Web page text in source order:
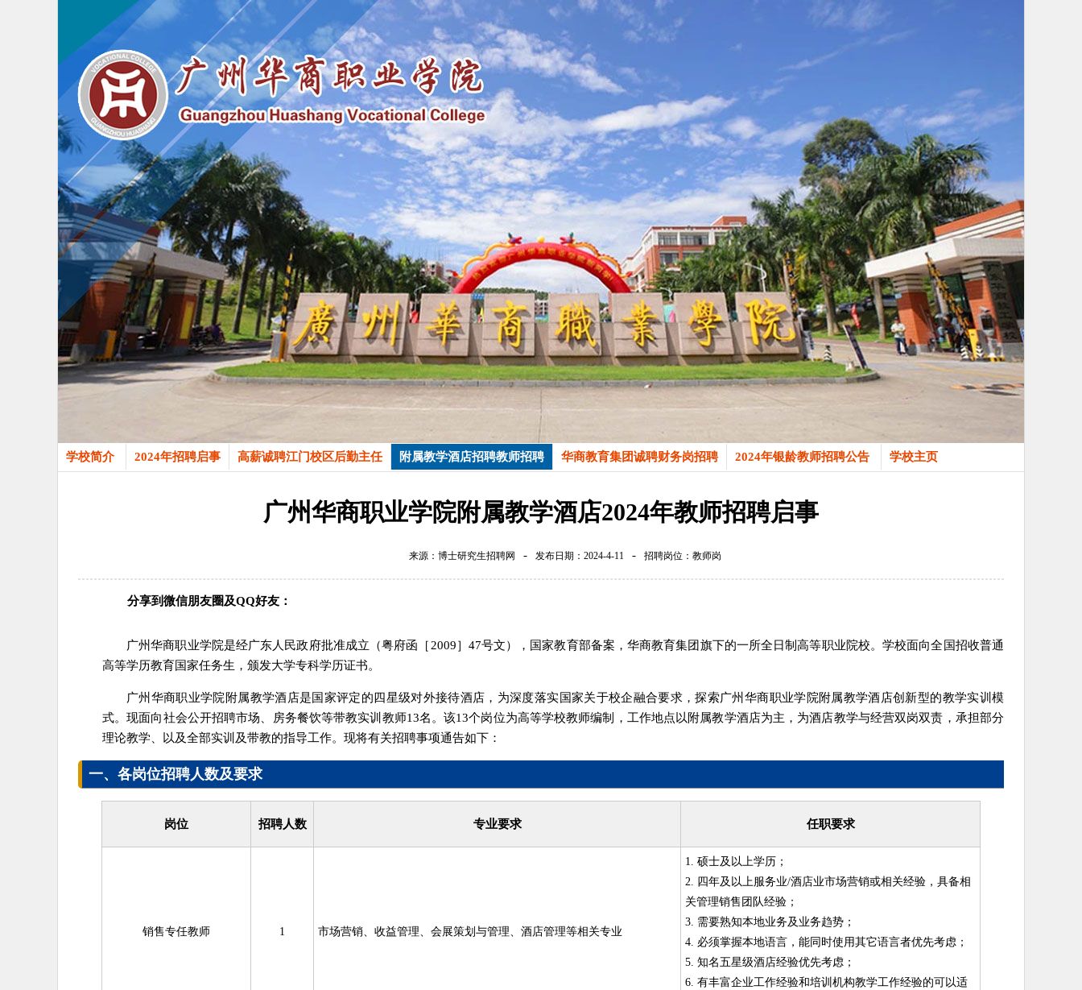
学校简介 2024年招聘启事 高薪诚聘江门校区后勤主任 附属教学酒店招聘教师招聘 华商教育集团诚聘财务岗招聘 2024年银龄教师招聘公告 学校主页
广州华商职业学院附属教学酒店2024年教师招聘启事
来源：博士研究生招聘网 - 发布日期：2024-4-11 - 招聘岗位：教师岗
分享到微信朋友圈及QQ好友：
广州华商职业学院是经广东人民政府批准成立（粤府函［2009］47号文），国家教育部备案，华商教育集团旗下的一所全日制高等职业院校。学校面向全国招收普通
高等学历教育国家任务生，颁发大学专科学历证书。
广州华商职业学院附属教学酒店是国家评定的四星级对外接待酒店，为深度落实国家关于校企融合要求，探索广州华商职业学院附属教学酒店创新型的教学实训模
式。现面向社会公开招聘市场、房务餐饮等带教实训教师13名。该13个岗位为高等学校教师编制，工作地点以附属教学酒店为主，为酒店教学与经营双岗双责，承担部分
理论教学、以及全部实训及带教的指导工作。现将有关招聘事项通告如下：
一、 各岗位招聘人数及要求
岗位 招聘人数 专业要求 任职要求
销售专任教师 1 市场营销、收益管理、会展策划与管理、酒店管理等相关专业
1. 硕士及以上学历；
2. 四年及以上服务业/酒店业市场营销或相关经验，具备相
关管理销售团队经验；
3. 需要熟知本地业务及业务趋势；
4. 必须掌握本地语言，能同时使用其它语言者优先考虑；
5. 知名五星级酒店经验优先考虑；
6. 有丰富企业工作经验和培训机构教学工作经验的可以适